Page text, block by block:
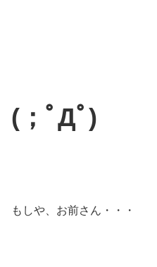
(；ﾟДﾟ)
もしや、お前さん・・・